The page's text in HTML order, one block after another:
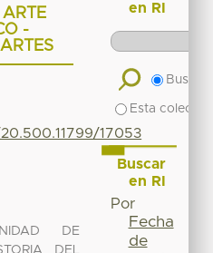
ARTE
-
17053
DE
DEL
en RI
Buscar
Esta
Buscar
en RI
Por
Fecha
de